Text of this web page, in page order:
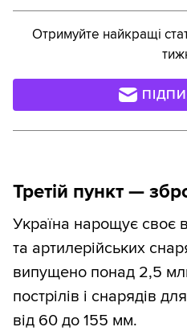
Отримуйте найкращі
Третій пункт —
Україна нарощує своє
та артилерійських
випущено понад 2,5
пострілів і снарядів
від 60 до 155 мм.